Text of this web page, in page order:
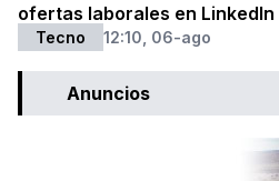
ofertas laborales en LinkedIn
Tecno 12:10, 06-ago
Anuncios